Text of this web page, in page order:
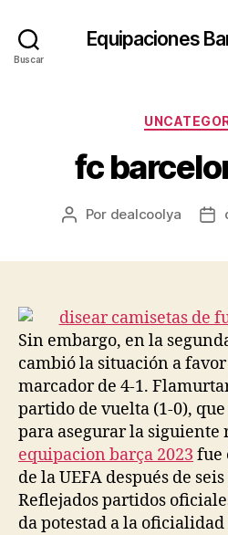
Buscar
Equipaciones
fc
Autor
Por dealcoolya
Sin embargo, en la
cambió la situación a
marcador de 4-1.
partido de vuelta (1-0),
para asegurar la siguiente
equipacion barça 2023 fue
de la UEFA después de
Reflejados partidos
da potestad a la